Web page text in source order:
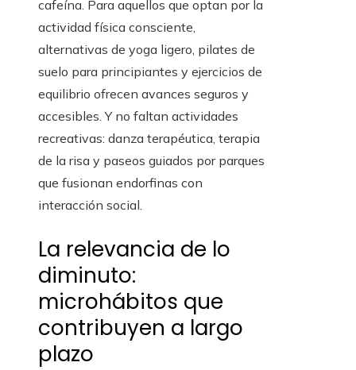
cafeína. Para aquellos que optan por la
actividad física consciente,
alternativas de yoga ligero, pilates de
suelo para principiantes y ejercicios de
equilibrio ofrecen avances seguros y
accesibles. Y no faltan actividades
recreativas: danza terapéutica, terapia
de la risa y paseos guiados por parques
que fusionan endorfinas con
interacción social.
La relevancia de lo
diminuto:
microhábitos que
contribuyen a largo
plazo